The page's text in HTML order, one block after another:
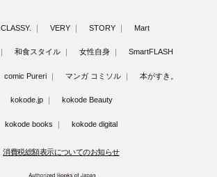
CLASSY. VERY STORY Mart
和食スタイル 女性自身 SmartFLASH
comic Pureri マンガ コミソル 本がすき。
kokode.jp kokode Beauty
kokode books kokode digital
消費税総額表示についてのお知らせ